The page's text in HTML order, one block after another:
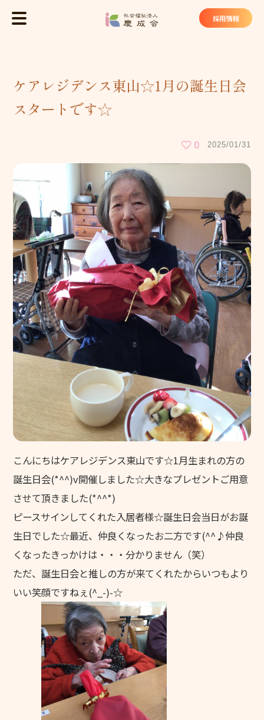
社会福祉
採用情報
慶成会について
基本理念
私たちが大切にしていること
慶成会の取り組み
サービス・施設
ケアハウス ヴィラ東山苑
グリーンヒルズ東山
グループホーム 花みずき
ケアレジデンス東山
東山苑デイサービスセンター
きさらぎデイサービスセンター
デイサービスセンター野の花
ヘルパーステーション やわらぎ
介護計画相談センター こすもす
キッズホームてんとうむし
てんとうむし東山保育園
採用情報
慶成会で働きたい方へ
新卒求人情報
募集要項
輝き★職員インタビュー
輝き★職員インタビュー【介護職】
輝き★職員インタビュー【介護職】Vol.2
ケアレジデンス東山☆1月の誕生日会
スタートです☆
2025/01/31
0
こんにちはケアレジデンス東山です☆1月生まれの方の
誕生日会(*^^)v開催しました☆大きなプレゼントご用意
させて頂きました(*^^*)
ピースサインしてくれた入居者様☆誕生日会当日がお誕
生日でした☆最近、仲良くなったお二方です(^^♪仲良
くなったきっかけは・・・分かりません（笑）
ただ、誕生日会と推しの方が来てくれたからいつもより
いい笑顔ですねぇ(^_-)-☆